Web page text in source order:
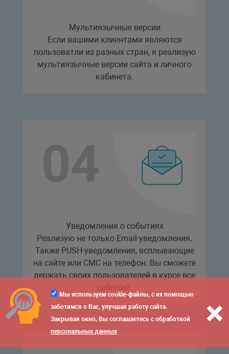
Мультиязычные версии
Если вашими клиентами являются
пользоватли из разных стран, я реализую
мультиязычные версии сайта и личного
кабинета.
Уведомления о событиях
Реализую не только Email-уведомления.
Также PUSH-уведомления, всплывающие
на сайте или СМС на телефон. Вы сможете
держать своих пользователей в курсе все
событий.
Мы используем cookie-файлы, с их помощью
заботимся о Вас, улучшая работу сайта.
Закрывая окно, Вы соглашаетесь с обработкой
персональных данных